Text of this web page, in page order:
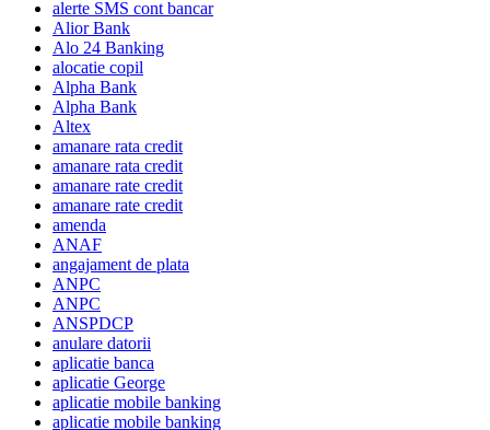
alerte SMS cont bancar
Alior Bank
Alo 24 Banking
alocatie copil
Alpha Bank
Alpha Bank
Altex
amanare rata credit
amanare rata credit
amanare rate credit
amanare rate credit
amenda
ANAF
angajament de plata
ANPC
ANPC
ANSPDCP
anulare datorii
aplicatie banca
aplicatie George
aplicatie mobile banking
aplicatie mobile banking